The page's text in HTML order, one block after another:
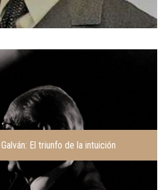
El triunfo de la intuición